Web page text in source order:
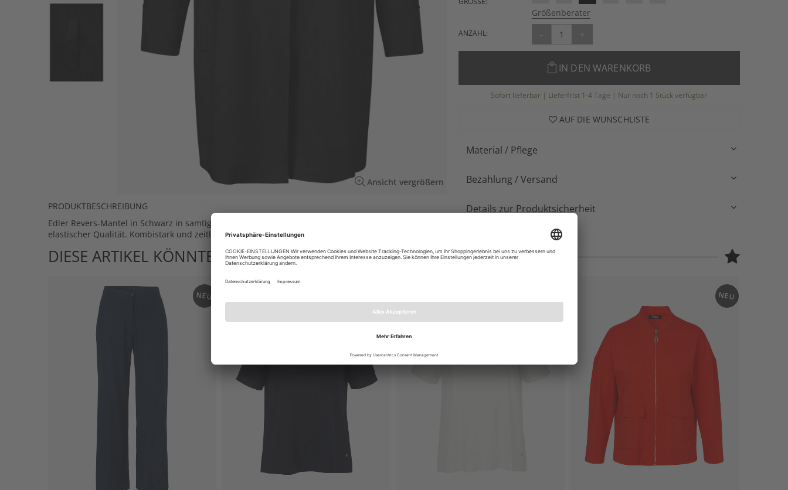
Ansicht vergrößern
PRODUKTBESCHREIBUNG
Edler Revers-Mantel in Schwarz in samtiger Veloursleder-Optik in hochwertiger, pflegeleichter,
elastischer Qualität. Kombistark und zeitlos schön.
Größenberater
ANZAHL: - +
IN DEN WARENKORB
Sofort lieferbar | Lieferfrist 1-4 Tage | Nur noch 1 Stück verfügbar
AUF DIE WUNSCHLISTE
Material / Pflege
Bezahlung / Versand
Details zur Produktsicherheit
DIESE ARTIKEL KÖNNTEN IHNEN AUCH GEFALLEN
NEU NEU